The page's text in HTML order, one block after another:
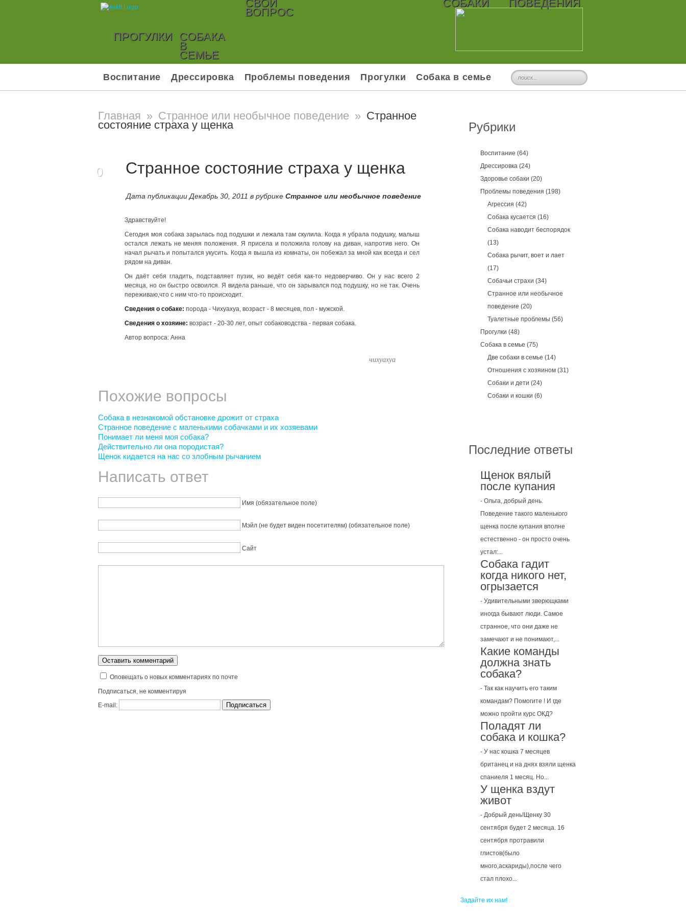
СВОЙ
ВОПРОС
СОБАКИ ПОВЕДЕНИЯ
ПРОГУЛКИ СОБАКА
В
СЕМЬЕ
Воспитание Дрессировка Проблемы поведения Прогулки Собака в семье
Главная » Странное или необычное поведение » Странное
состояние страха у щенка
0 Странное состояние страха у щенка
Дата публикации Декабрь 30, 2011 в рубрике Странное или необычное поведение
чихуахуа
Здравствуйте!
Сегодня моя собака зарылась под подушки и лежала там скулила. Когда я убрала подушку, малыш
остался лежать не меняя положения. Я присела и положила голову на диван, напротив него. Он
начал рычать и попытался укусить. Когда я вышла из комнаты, он побежал за мной как всегда и сел
рядом на диван.
Он даёт себя гладить, подставляет пузик, но ведёт себя как-то недоверчиво. Он у нас всего 2
месяца, но он быстро освоился. Я видела раньше, что он зарывался под подушку, но не так. Очень
переживаю,что с ним что-то происходит.
Сведения о собаке: порода - Чихуахуа, возраст - 8 месяцев, пол - мужской.
Сведения о хозяине: возраст - 20-30 лет, опыт собаководства - первая собака.
Автор вопроса: Анна
Похожие вопросы
Собака в незнакомой обстановке дрожит от страха
Странное поведение с маленькими собачками и их хозяевами
Понимает ли меня моя собака?
Действительно ли она породистая?
Щенок кидается на нас со злобным рычанием
Написать ответ
Имя (обязательное поле)
Мэйл (не будет виден посетителям) (обязательное поле)
Сайт
Оповещать о новых комментариях по почте
Подписаться, не комментируя
E-mail:
Рубрики
Воспитание (64)
Дрессировка (24)
Здоровье собаки (20)
Проблемы поведения (198)
Агрессия (42)
Собака кусается (16)
Собака наводит беспорядок
(13)
Собака рычит, воет и лает
(17)
Собачьи страхи (34)
Странное или необычное
поведение (20)
Туалетные проблемы (56)
Прогулки (48)
Собака в семье (75)
Две собаки в семье (14)
Отношения с хозяином (31)
Собаки и дети (24)
Собаки и кошки (6)
Последние ответы
Щенок вялый
после купания
- Ольга, добрый день.
Поведение такого маленького
щенка после купания вполне
естественно - он просто очень
устал:...
Собака гадит
когда никого нет,
огрызается
- Удивительными зверющками
иногда бывают люди. Самое
странное, что они даже не
замечают и не понимают,...
Какие команды
должна знать
собака?
- Так как научить его таким
командам? Помогите ! И где
можно пройти курс ОКД?
Поладят ли
собака и кошка?
- У нас кошка 7 месяцев
британец и на днях взяли щенка
спаниеля 1 месяц. Но...
У щенка вздут
живот
- Добрый день!Щенку 30
сентября будет 2 месяца. 16
сентября протравили
глистов(было
много,аскариды),после чего
стал плохо...
Задайте их нам!